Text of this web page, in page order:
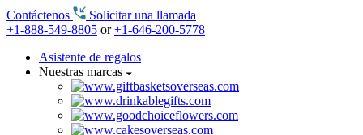
Contáctenos
Solicitar una llamada
+1-888-549-8805 or+1-646-200-5778
Asistente de regalos
Nuestras marcas